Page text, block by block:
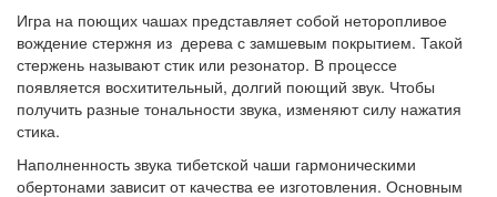
Игра на поющих чашах представляет собой неторопливое
вождение стержня из дерева с замшевым покрытием. Такой
стержень называют стик или резонатор. В процессе
появляется восхитительный, долгий поющий звук. Чтобы
получить разные тональности звука, изменяют силу нажатия
стика.
Наполненность звука тибетской чаши гармоническими
обертонами зависит от качества ее изготовления. Основным